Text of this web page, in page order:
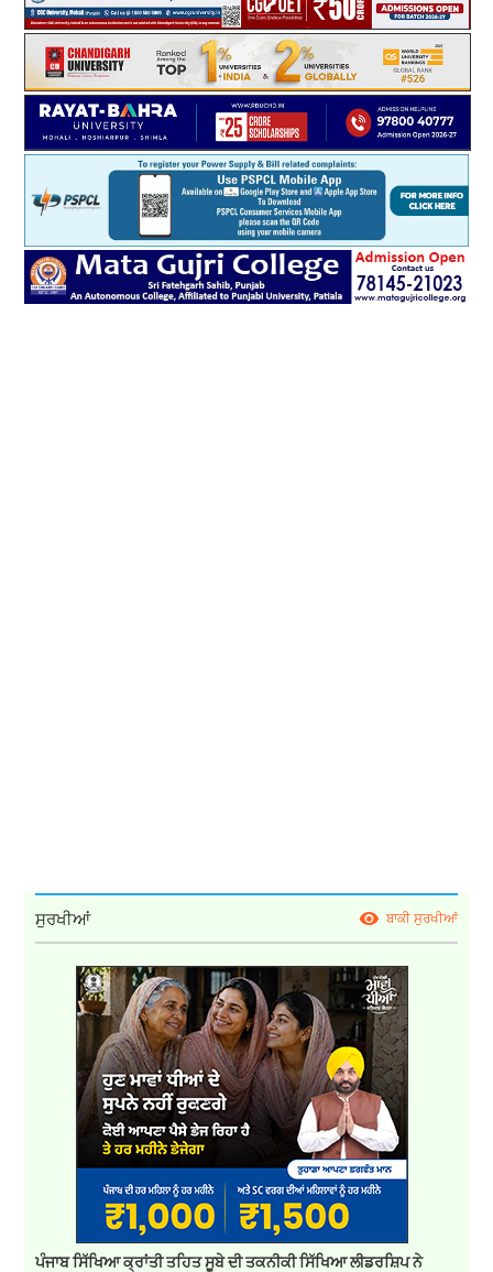
ਸੁਰਖੀਆਂ ਬਾਕੀ ਸੁਰਖੀਆਂ
ਪੰਜਾਬ ਸਿੱਖਿਆ ਕ੍ਰਾਂਤੀ ਤਹਿਤ ਸੂਬੇ ਦੀ ਤਕਨੀਕੀ ਸਿੱਖਿਆ ਲੀਡਰਸ਼ਿਪ ਨੇ